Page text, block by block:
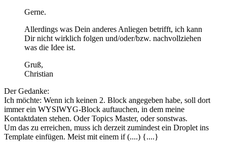
Gerne.
Allerdings was Dein anderes Anliegen betrifft, ich kann
Dir nicht wirklich folgen und/oder/bzw. nachvollziehen
was die Idee ist.
Gruß,
Christian
Der Gedanke:
Ich möchte: Wenn ich keinen 2. Block angegeben habe, soll dort
immer ein WYSIWYG-Block auftauchen, in dem meine
Kontaktdaten stehen. Oder Topics Master, oder sonstwas.
Um das zu erreichen, muss ich derzeit zumindest ein Droplet ins
Template einfügen. Meist mit einem if (....) {....}